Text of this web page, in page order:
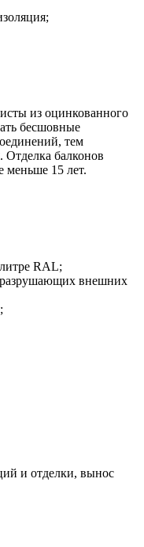
из оцинкованного
бесшовные
тем
Отделка балконов
меньше 15 лет.
RAL;
разрушающих внешних
и отделки, вынос